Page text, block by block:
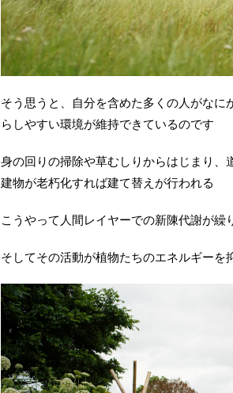
そう思うと、自分を含めた多くの人がな
らしやすい環境が維持できているのです
身の回りの掃除や草むしりからはじまり、
建物が老朽化すれば建て替えが行われる
こうやって人間レイヤーでの新陳代謝が繰
そしてその活動が植物たちのエネルギーを